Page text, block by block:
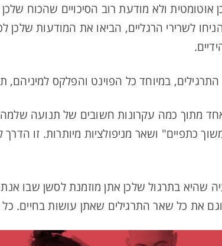
ולא מודעת רוב הסיכויים שהכוח שלכן
לשרירי הרגליים, הביאו את המודעות
התרגילים, במיוחד כל הפוינט והפלקס למיניהם,
מתוך כמה עקרונות חשובים של תנועה שלמה
כתפיים" ושאר מניפולציות מיותרות. זו
שהיא בתרגול שלכן אתן מוזמנת לסשן שבו
את כל שאר התרגילים שאתן עושות בחיים.